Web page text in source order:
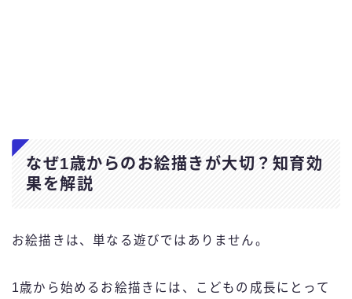
なぜ1歳からのお絵描きが大切？知育効
果を解説
お絵描きは、単なる遊びではありません。
1歳から始めるお絵描きには、こどもの成長にとって